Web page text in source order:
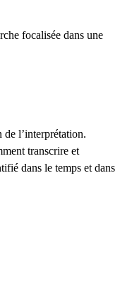
focalisée dans une
de l’interprétation.
transcrire et
dans le temps et dans